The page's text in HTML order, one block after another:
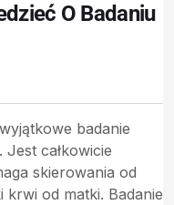
O Badaniu
badanie
całkowicie
skierowania od
od matki. Badanie